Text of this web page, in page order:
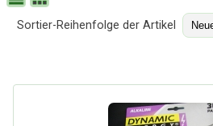
Sortier-Reihenfolge der Artikel